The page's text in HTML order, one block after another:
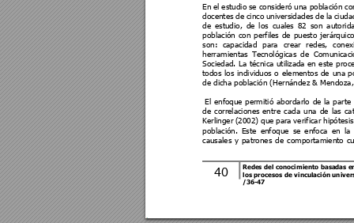
40
En el estudio se consideró una población
docentes de cinco universidades de la
de estudio, de los cuales 82 son
población con perfiles de puesto
son: capacidad para crear redes,
herramientas Tecnológicas de
Sociedad. La técnica utilizada en este p
todos los individuos o elementos de una p
de dicha población (Hernández &
El enfoque permitió abordarlo de la parte
de correlaciones entre cada una de las
Kerlinger (2002) que para verificar hipótesi
población. Este enfoque se enfoca en la
causales y patrones de comportamiento
Redes del conocimiento basadas
los procesos de vinculación un
/36-47